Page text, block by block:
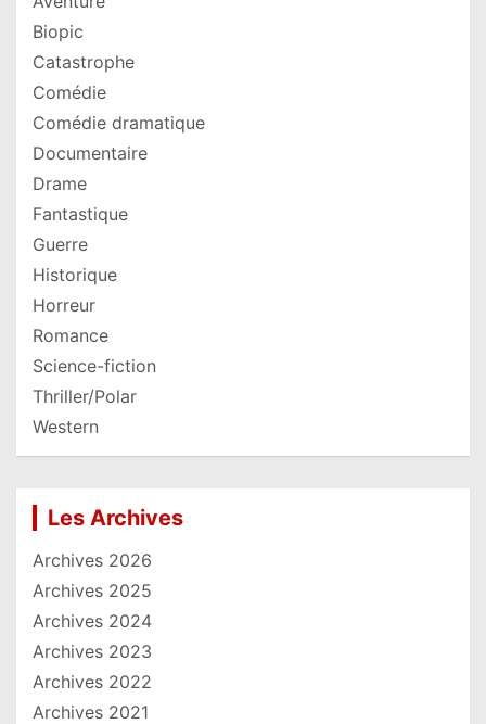
Biopic
Catastrophe
Comédie
Comédie dramatique
Documentaire
Drame
Fantastique
Guerre
Historique
Horreur
Romance
Science-fiction
Thriller/Polar
Western
Les Archives
Archives 2026
Archives 2025
Archives 2024
Archives 2023
Archives 2022
Archives 2021